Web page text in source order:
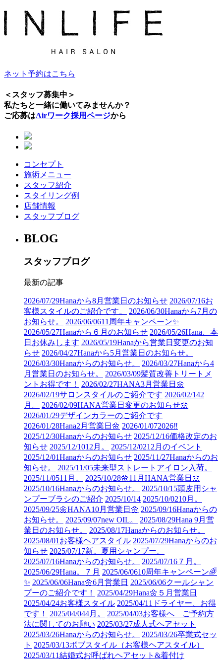
ネット予約はこちら
＜スタッフ募集中＞
私たちと一緒に働いてみませんか？
ご応募はAirワーク採用ページから
コンセプト
施術メニュー
スタッフ紹介
スタイリング例
店舗情報
スタッフブログ
BLOG
スタッフブログ
最新の記事
2026/07/29Hanaから8月営業日のお知らせ 2026/07/16お
客様スタイルのご紹介です。
2026/06/30Hanaから7月の
お知らせ。
2026/06/0611周年キャンペーン✨
2026/05/27Hanaから６月のお知らせ 2026/05/26Hana、本
日お休みします 2026/05/19Hanaから営業日変更のお知
らせ 2026/04/27Hanaから5月営業日のお知らせ。
2026/03/30Hanaからのお知らせ。 2026/03/27Hanaから4
月営業日のお知らせ。
2026/03/09髪質改善トリートメ
ントお得です！
2026/02/27HANA3月営業日🌼
2026/02/19サロンスタイルのご紹介です 2026/02/142
月。
2026/02/09HANA営業日変更のお知らせ🌼
2026/01/29デザインカラーのご紹介です
2026/01/28Hana2月営業日🌼 2026/01/072026‼︎
2025/12/30Hanaからのお知らせ 2025/12/16価格改定のお
知らせ 2025/12/1012月。 2025/12/0212月のイベント
2025/12/01Hanaからのお知らせ 2025/11/27Hanaからのお
知らせ。
2025/11/05未来型ストレートアイロン入荷。
2025/11/0511月。 2025/10/28🌼11月HANA営業日🌼
2025/10/16Hanaからのお知らせ。 2025/10/15頭皮用シャ
ンプーブラシのご紹介 2025/10/14 2025/10/0210月。
2025/09/25🌼HANA10月営業日🌼 2025/09/16Hanaからの
お知らせ。
2025/09/07new OIL。 2025/08/29Hana 9月営
業日のお知らせ。
2025/08/17Hanaからのお知らせ。
2025/08/01 お客様ヘアスタイル 2025/07/29Hanaからのお
知らせ 2025/07/17新。夏用シャンプー。
2025/07/16Hanaからのお知らせ。 2025/07/16 ７月。
2025/06/29Hana。７月 2025/06/0610周年キャンペーン🌈
✨ 2025/06/06Hana🌼6月営業日 2025/06/06クールシャン
プーのご紹介です！
2025/04/29Hana🌼５月営業日
2025/04/24お客様スタイル 2025/04/11 ドライヤー、お得
です！
2025/04/044月。 2025/04/03お客様へ ご予約方
法に関してのお願い 2025/03/27成人式ヘアセット
2025/03/26Hanaからのお知らせ。 2025/03/26卒業式セッ
ト 2025/03/13ボブスタイル（お客様ヘアスタイル）
2025/03/11結婚式お呼ばれヘアセット&着付け